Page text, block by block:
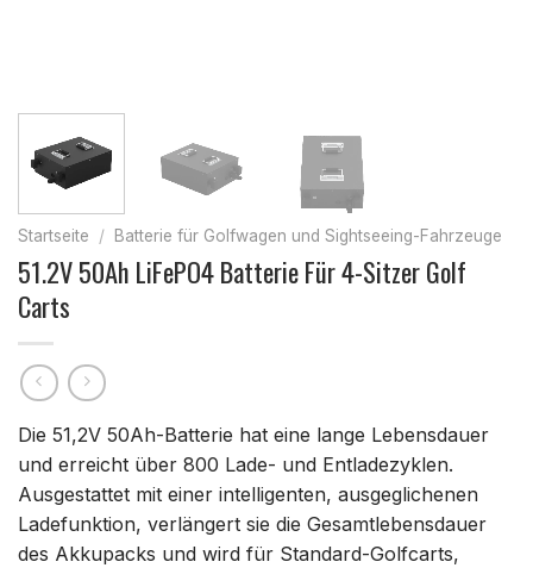
Startseite / Batterie für Golfwagen und Sightseeing-Fahrzeuge
51.2V 50Ah LiFePO4 Batterie Für 4-Sitzer Golf
Carts
Die 51,2V 50Ah-Batterie hat eine lange Lebensdauer
und erreicht über 800 Lade- und Entladezyklen.
Ausgestattet mit einer intelligenten, ausgeglichenen
Ladefunktion, verlängert sie die Gesamtlebensdauer
des Akkupacks und wird für Standard-Golfcarts,